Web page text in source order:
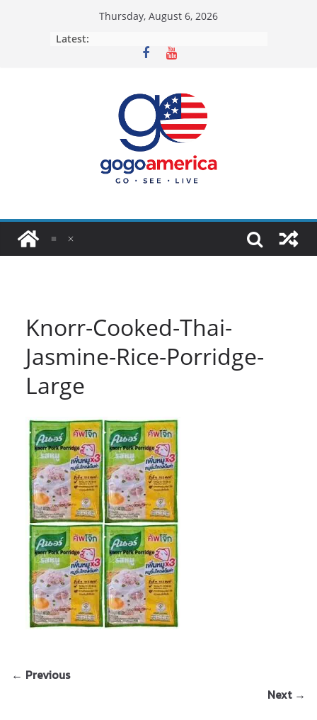
Thursday, August 6, 2026
Latest:
Knorr-Cooked-Thai-
Jasmine-Rice-Porridge-
Large
← Previous
Next →